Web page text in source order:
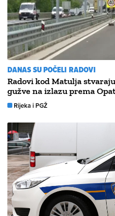
DANAS SU POČELI RADOVI
Radovi kod Matulja
gužve na izlazu prema
Rijeka i PGŽ